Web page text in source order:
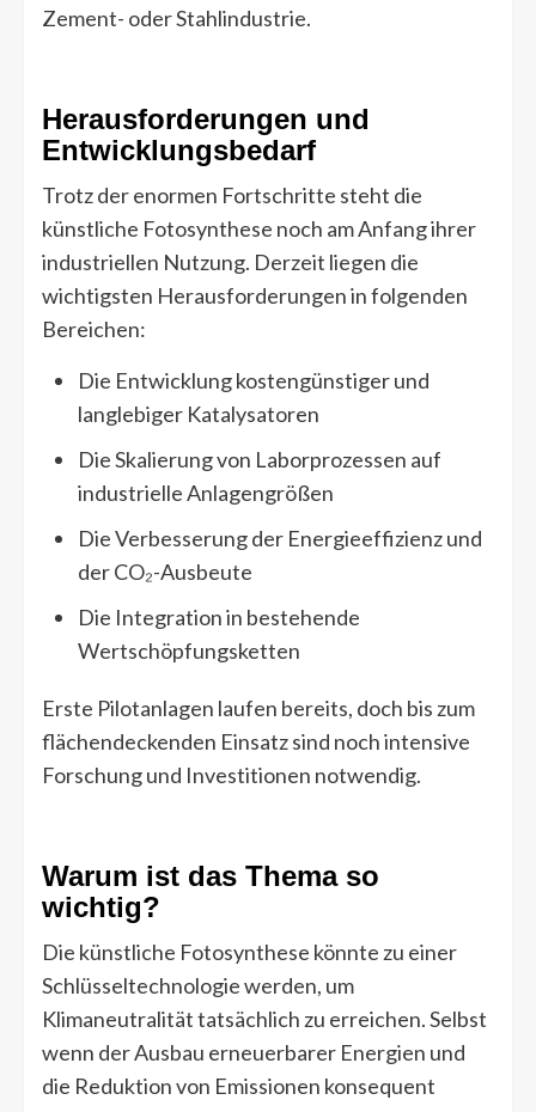
Zement- oder Stahlindustrie.
Herausforderungen und
Entwicklungsbedarf
Trotz der enormen Fortschritte steht die
künstliche Fotosynthese noch am Anfang ihrer
industriellen Nutzung. Derzeit liegen die
wichtigsten Herausforderungen in folgenden
Bereichen:
Die Entwicklung kostengünstiger und
langlebiger Katalysatoren
Die Skalierung von Laborprozessen auf
industrielle Anlagengrößen
Die Verbesserung der Energieeffizienz und
der CO₂-Ausbeute
Die Integration in bestehende
Wertschöpfungsketten
Erste Pilotanlagen laufen bereits, doch bis zum
flächendeckenden Einsatz sind noch intensive
Forschung und Investitionen notwendig.
Warum ist das Thema so
wichtig?
Die künstliche Fotosynthese könnte zu einer
Schlüsseltechnologie werden, um
Klimaneutralität tatsächlich zu erreichen. Selbst
wenn der Ausbau erneuerbarer Energien und
die Reduktion von Emissionen konsequent